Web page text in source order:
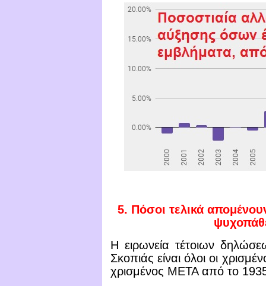
5. Πόσοι τελικά
Η ειρωνεία τέτοιων
Σκοπιάς είναι όλοι οι
χρισμένος ΜΕΤΑ από το